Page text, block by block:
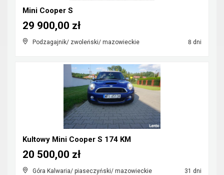
Mini Cooper S
Podzagajnik/ zwoleński/ mazowieckie 8 dni
29 900,00 zł
Kultowy Mini Cooper S 174 KM
Góra Kalwaria/ piaseczyński/ mazowieckie 31 dni
20 500,00 zł